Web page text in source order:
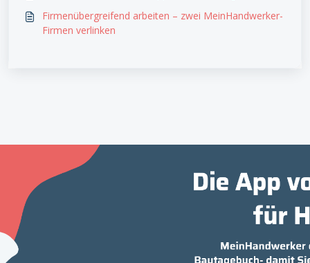
Firmenübergreifend arbeiten – zwei MeinHandwerker-
Firmen verlinken